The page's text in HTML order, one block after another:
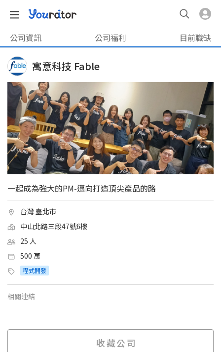
公司資訊 公司福利 目前職缺
寓意科技 Fable
一起成為強大的PM-邁向打造頂尖產品的路
台灣 臺北市
中山北路三段47號6樓
25 人
500 萬
程式開發
相關連結
收藏公司